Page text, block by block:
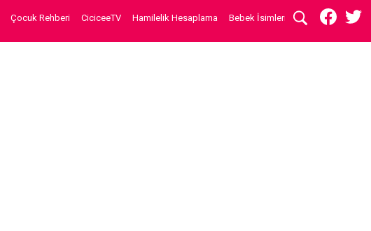
Çocuk Rehberi CiciceeTV Hamilelik Hesaplama Bebek İsimleri